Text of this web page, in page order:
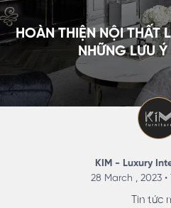
o
n
n
HOÀN THIỆN NỘI THẤT
NHỮNG LƯU
KIM - Luxury
28 March , 2023 •
Tin tức